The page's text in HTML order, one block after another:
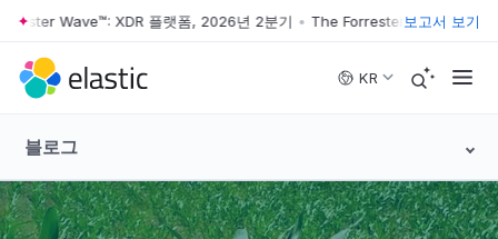
Skip to main content
Wave™: XDR 플랫폼, 2026년 2분기 • The Forrester Wave™: XDR
보고서 보기
KR
블로그